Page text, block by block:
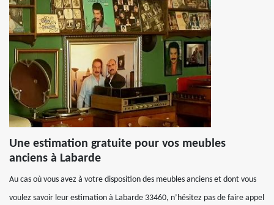
Une estimation gratuite pour vos meubles
anciens à Labarde
Au cas où vous avez à votre disposition des meubles anciens et dont vous
voulez savoir leur estimation à Labarde 33460, n’hésitez pas de faire appel